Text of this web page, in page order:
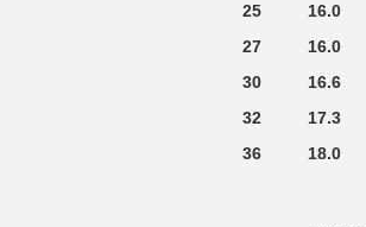
25
16.0
27
16.0
30
16.6
32
17.3
36
18.0